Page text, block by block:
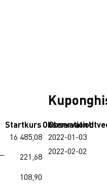
StartkursObservation
16 485,08
221,68
108,90
Observation
2022-01-03
2022-02-02